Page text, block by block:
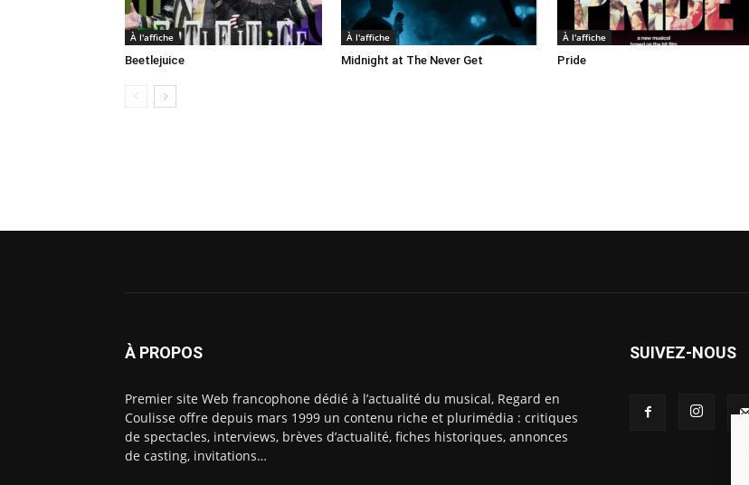
À l'affiche
Beetlejuice
À l'affiche
Midnight at The Never Get
À l'affiche
Pride
À PROPOS
Premier site Web francophone dédié à l’actualité du musical, Regard en
Coulisse offre depuis mars 1999 un contenu riche et plurimédia : critiques
de spectacles, interviews, brèves d’actualité, fiches historiques, annonces
de casting, invitations…
SUIVEZ-NOUS